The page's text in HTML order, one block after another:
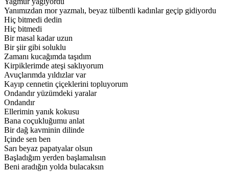
Yanımızdan mor yazmalı, beyaz tülbentli kadınlar geçip gidiyordu
Hiç bitmedi dedin
Hiç bitmedi
Bir masal kadar uzun
Bir şiir gibi soluklu
Zamanı kucağımda taşıdım
Kirpiklerimde ateşi saklıyorum
Avuçlarımda yıldızlar var
Kayıp cennetin çiçeklerini topluyorum
Ondandır yüzümdeki yaralar
Ondandır
Ellerimin yanık kokusu
Bana coçukluğumu anlat
Bir dağ kavminin dilinde
Içinde sen ben
Sarı beyaz papatyalar olsun
Başladığım yerden başlamalısın
Beni aradığın yolda bulacaksın